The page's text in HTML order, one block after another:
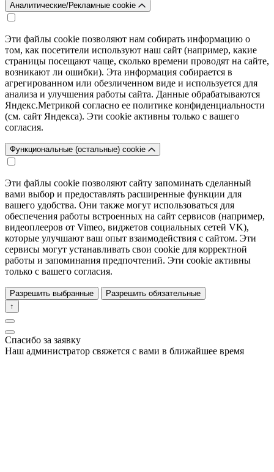
Аналитические/Рекламные cookie
Эти файлы cookie позволяют нам собирать информацию о
том, как посетители используют наш сайт (например, какие
страницы посещают чаще, сколько времени проводят на сайте,
возникают ли ошибки). Эта информация собирается в
агрегированном или обезличенном виде и используется для
анализа и улучшения работы сайта. Данные обрабатываются
Яндекс.Метрикой согласно ее политике конфиденциальности
(см. сайт Яндекса). Эти cookie активны только с вашего
согласия.
Функциональные (остальные) cookie
Эти файлы cookie позволяют сайту запоминать сделанный
вами выбор и предоставлять расширенные функции для
вашего удобства. Они также могут использоваться для
обеспечения работы встроенных на сайт сервисов (например,
видеоплееров от Vimeo, виджетов социальных сетей VK),
которые улучшают ваш опыт взаимодействия с сайтом. Эти
сервисы могут устанавливать свои cookie для корректной
работы и запоминания предпочтений. Эти cookie активны
только с вашего согласия.
Разрешить выбранные
Разрешить обязательные
↑
Спасибо за заявку
Наш администратор свяжется с вами в ближайшее время